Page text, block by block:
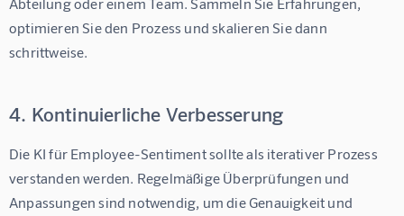
optimieren Sie den Prozess und skalieren Sie dann
schrittweise.
4. Kontinuierliche Verbesserung
Die KI für Employee-Sentiment sollte als iterativer Prozess
verstanden werden. Regelmäßige Überprüfungen und
Anpassungen sind notwendig, um die Genauigkeit und